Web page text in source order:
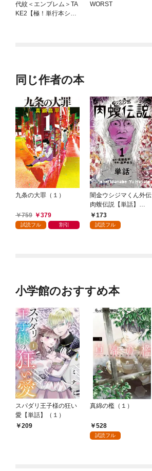
代紋＜エンブレム＞TA
KE2【極！単行本シリ
WORST
同じ作者の本
九条の大罪（１）
759 379
試読フル 割引
闇金ウシジマくん外伝
肉蝮伝説【単話】
（１）
173
試読フル
小学館のおすすめ本
スパダリ王子様の狂い
愛【単話】（１）
209
真綿の檻（１）
528
試読フル